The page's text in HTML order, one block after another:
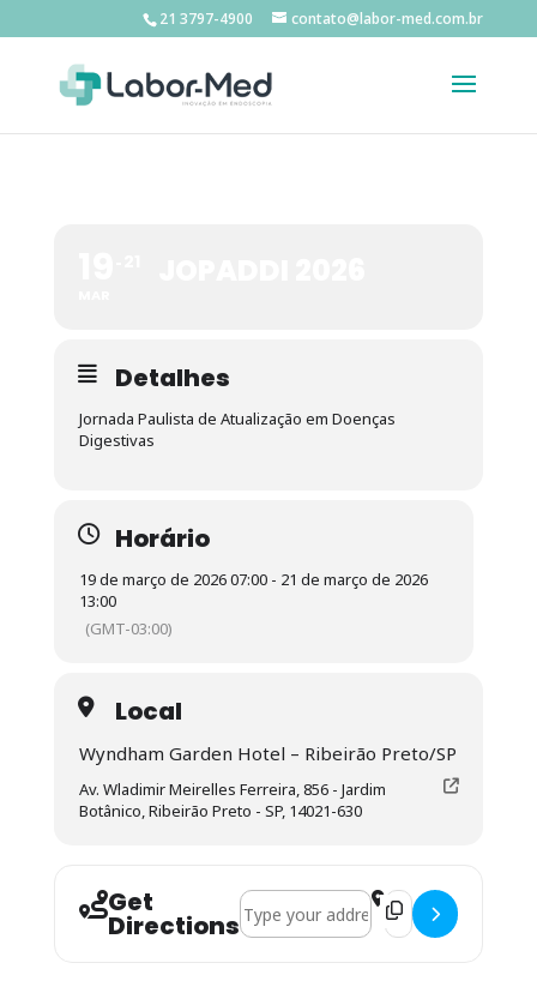
21 3797-4900 contato@labor-med.com.br
Detalhes
Jornada Paulista de Atualização em Doenças
Digestivas
Horário
19 de março de 2026 07:00 - 21 de março de 2026
13:00
(GMT-03:00)
Local
Wyndham Garden Hotel – Ribeirão Preto/SP
Av. Wladimir Meirelles Ferreira, 856 - Jardim
Botânico, Ribeirão Preto - SP, 14021-630
Get
Directions
Address - JOPADDI 2026 []
Destination